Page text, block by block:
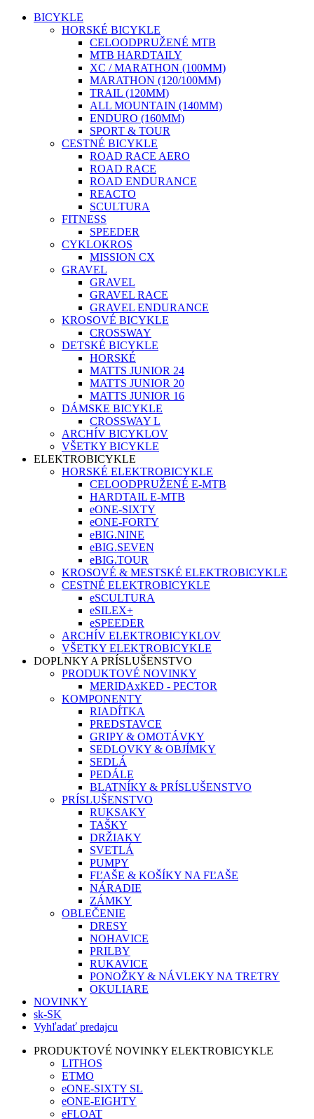
BICYKLE
HORSKÉ BICYKLE
CELOODPRUŽENÉ MTB
MTB HARDTAILY
XC / MARATHON (100MM)
MARATHON (120/100MM)
TRAIL (120MM)
ALL MOUNTAIN (140MM)
ENDURO (160MM)
SPORT & TOUR
CESTNÉ BICYKLE
ROAD RACE AERO
ROAD RACE
ROAD ENDURANCE
REACTO
SCULTURA
FITNESS
SPEEDER
CYKLOKROS
MISSION CX
GRAVEL
GRAVEL
GRAVEL RACE
GRAVEL ENDURANCE
KROSOVÉ BICYKLE
CROSSWAY
DETSKÉ BICYKLE
HORSKÉ
MATTS JUNIOR 24
MATTS JUNIOR 20
MATTS JUNIOR 16
DÁMSKE BICYKLE
CROSSWAY L
ARCHÍV BICYKLOV
VŠETKY BICYKLE
ELEKTROBICYKLE
HORSKÉ ELEKTROBICYKLE
CELOODPRUŽENÉ E-MTB
HARDTAIL E-MTB
eONE-SIXTY
eONE-FORTY
eBIG.NINE
eBIG.SEVEN
eBIG.TOUR
KROSOVÉ & MESTSKÉ ELEKTROBICYKLE
CESTNÉ ELEKTROBICYKLE
eSCULTURA
eSILEX+
eSPEEDER
ARCHÍV ELEKTROBICYKLOV
VŠETKY ELEKTROBICYKLE
DOPLNKY A PRÍSLUŠENSTVO
PRODUKTOVÉ NOVINKY
MERIDAxKED - PECTOR
KOMPONENTY
RIADÍTKA
PREDSTAVCE
GRIPY & OMOTÁVKY
SEDLOVKY & OBJÍMKY
SEDLÁ
PEDÁLE
BLATNÍKY & PRÍSLUŠENSTVO
PRÍSLUŠENSTVO
RUKSAKY
TAŠKY
DRŽIAKY
SVETLÁ
PUMPY
FĽAŠE & KOŠÍKY NA FĽAŠE
NÁRADIE
ZÁMKY
OBLEČENIE
DRESY
NOHAVICE
PRILBY
RUKAVICE
PONOŽKY & NÁVLEKY NA TRETRY
OKULIARE
NOVINKY
sk-SK
Vyhľadať predajcu
PRODUKTOVÉ NOVINKY ELEKTROBICYKLE
LITHOS
ETMO
eONE-SIXTY SL
eONE-EIGHTY
eFLOAT